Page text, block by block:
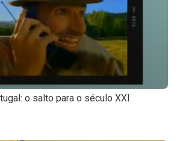
o salto para o século XXI